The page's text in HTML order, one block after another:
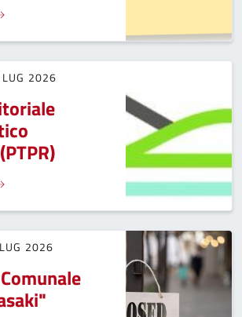
PER GESTIONE DI PARTE DI IMPIANTO
2026
PAESAGGISTICO REGIONALE (PTPR)}
2026